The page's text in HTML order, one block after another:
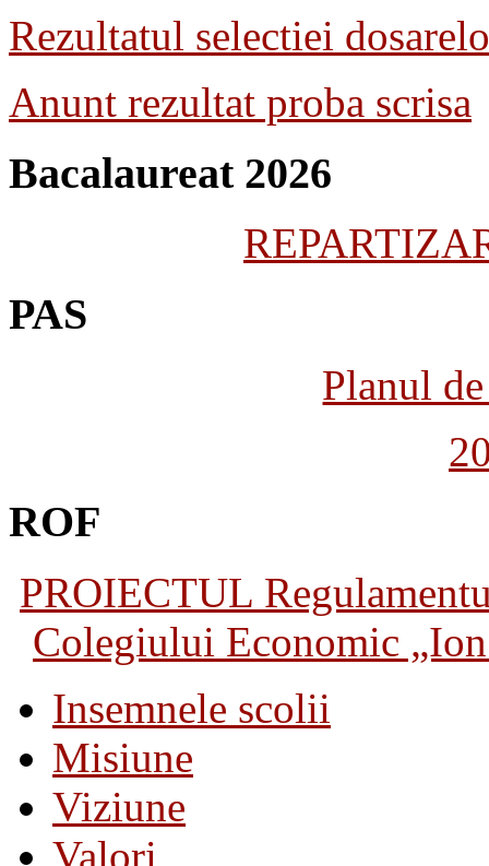
Rezultatul selectiei
Anunt rezultat proba scrisa
Bacalaureat 2026
PAS
Planul
ROF
PROIECTUL
Colegiului Economic
Insemnele scolii
Misiune
Viziune
Valori